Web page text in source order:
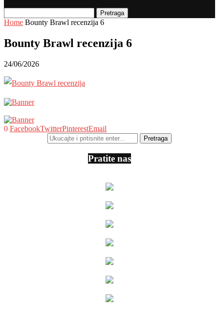
Pretraga
Home Bounty Brawl recenzija 6
Bounty Brawl recenzija 6
24/06/2026
0 FacebookTwitterPinterestEmail
Pratite nas